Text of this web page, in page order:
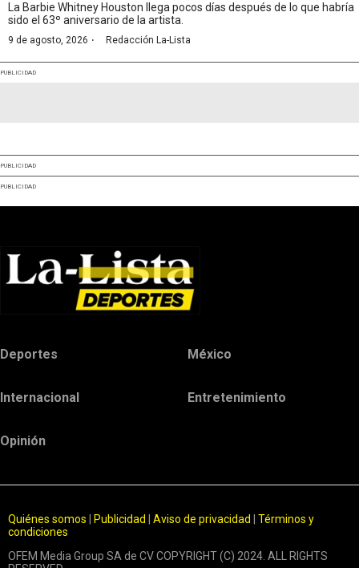
La Barbie Whitney Houston llega pocos días después de lo que habría
sido el 63º aniversario de la artista.
9 de agosto, 2026 · Redacción La-Lista
PUBLICIDAD
PUBLICIDAD
PUBLICIDAD
Deportes México
Internacional Entretenimiento
Opinión
Quiénes somos Publicidad Aviso de privacidad
Términos y
condiciones
OFEM Media Group SA de CV COPYRIGHT (C) 2024. ALL RIGHTS